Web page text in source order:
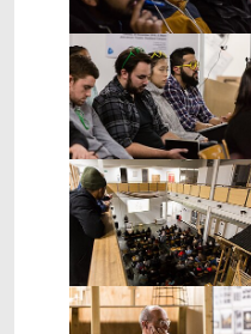
Show larger version
Show larger version
Show larger version